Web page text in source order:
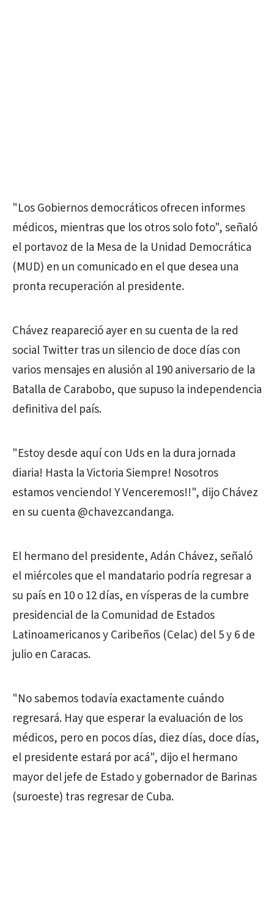
"Los Gobiernos democráticos ofrecen informes
médicos, mientras que los otros solo foto", señaló
el portavoz de la Mesa de la Unidad Democrática
(MUD) en un comunicado en el que desea una
pronta recuperación al presidente.
Chávez reapareció ayer en su cuenta de la red
social Twitter tras un silencio de doce días con
varios mensajes en alusión al 190 aniversario de la
Batalla de Carabobo, que supuso la independencia
definitiva del país.
"Estoy desde aquí con Uds en la dura jornada
diaria! Hasta la Victoria Siempre! Nosotros
estamos venciendo! Y Venceremos!!", dijo Chávez
en su cuenta @chavezcandanga.
El hermano del presidente, Adán Chávez, señaló
el miércoles que el mandatario podría regresar a
su país en 10 o 12 días, en vísperas de la cumbre
presidencial de la Comunidad de Estados
Latinoamericanos y Caribeños (Celac) del 5 y 6 de
julio en Caracas.
"No sabemos todavía exactamente cuándo
regresará. Hay que esperar la evaluación de los
médicos, pero en pocos días, diez días, doce días,
el presidente estará por acá", dijo el hermano
mayor del jefe de Estado y gobernador de Barinas
(suroeste) tras regresar de Cuba.